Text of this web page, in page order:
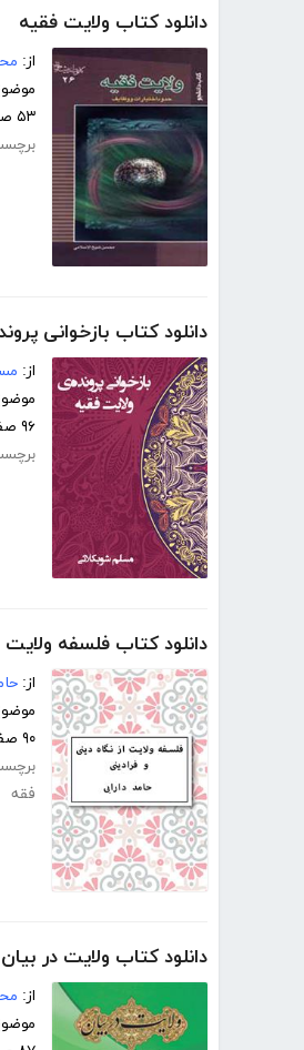
دانلود کتاب ولایت فقیه
از:
۵۳ صفحه
دانلود کتاب بازخوانی
از:
۹۶ صفحه
دانلود کتاب فلسفه ولایت
از:
۹۰ صفحه
فقه
دانلود کتاب ولایت در بیان
از: